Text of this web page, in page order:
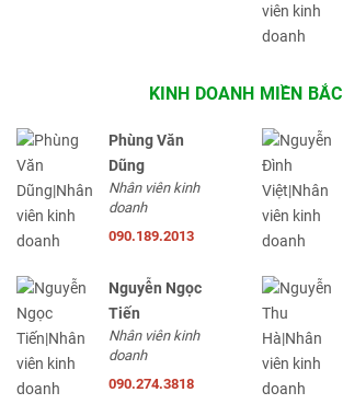
KINH DOANH MIỀN BẮC
Phùng Văn
Dũng
Nhân viên kinh
doanh
090.189.2013
Nguyễn Ngọc
Tiến
Nhân viên kinh
doanh
090.274.3818